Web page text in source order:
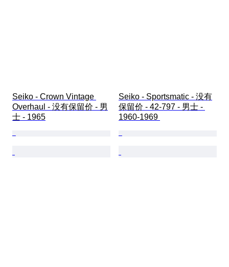
Seiko - Crown Vintage
Overhaul - 没有保留价 - 男
士 - 1965
Seiko - Sportsmatic - 没有
保留价 - 42-797 - 男士 -
1960-1969